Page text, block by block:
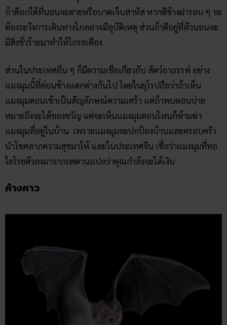
ถ้าตีอกใต้ที่นอนจะตายหรือบาดเจ็บสาหัส หากตีข้างฝารอบ ๆ จะ
ต้องระวังการเดินทางไกลอาจมีอุบัติเหตุ ส่วนถ้าตีอยู่ที่หัวนอนจะ
มีสิ่งชั่วร้ายมาทำให้โกรธเคือง
ส่วนในประเทศอื่น ๆ ก็มีความเชื่อเกี่ยวกับ สัตว์อาถรรพ์ อย่าง
แมงมุมนี้ที่ค่อนข้างแตกต่างกันไป โดยในยุโรปถือว่าถ้าเห็น
แมงมุมตอนเช้าเป็นสัญลักษณ์ความเศร้า แต่ถ้าพบตอนบ่าย
หมายถึงจะได้ของขวัญ แต่จะเห็นแมงมุมตอนไหนก็ห้ามฆ่า
แมงมุมที่อยู่ในบ้าน เพราะแมงมุมจะปกป้องบ้านและครอบครัว
นำโชคลาภความสุขมาให้ และในประเทศจีน เชื่อว่าแมงมุมที่ทอ
ใยโรยตัวลงมาจากเพดานแปลว่าคุณกำลังจะได้เงิน
ค้างคาว